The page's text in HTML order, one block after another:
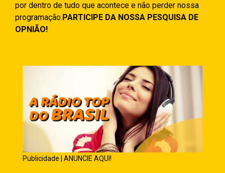
por dentro de tudo que acontece e não perder nossa
programação. PARTICIPE DA NOSSA PESQUISA DE
OPNIÃO!
Publicidade | ANUNCIE AQUI!